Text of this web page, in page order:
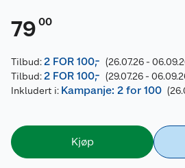
79 00
Tilbud:2 FOR 100,- (26.07.26 -
Tilbud:2 FOR 100,- (29.07.26 -
Inkludert i: Kampanje: 2 for 100
Kjøp